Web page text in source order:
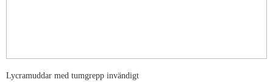
Lycramuddar med tumgrepp invändigt